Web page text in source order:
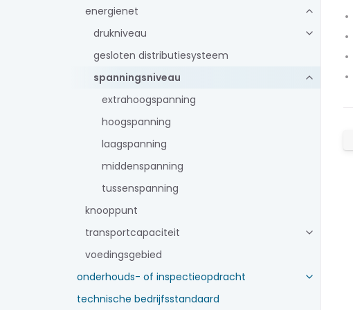
energienet
drukniveau
gesloten distributiesysteem
spanningsniveau
extrahoogspanning
hoogspanning
laagspanning
middenspanning
tussenspanning
knooppunt
transportcapaciteit
voedingsgebied
onderhouds- of inspectieopdracht
technische bedrijfsstandaard